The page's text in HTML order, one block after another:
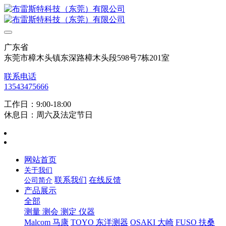
广东省
东莞市樟木头镇东深路樟木头段598号7栋201室
联系电话
13543475666
工作日：9:00-18:00
休息日：周六及法定节日
网站首页
关于我们
公司简介 联系我们 在线反馈
产品展示
全部
测量 测会 测定 仪器
Malcom 马康 TOYO 东洋测器 OSAKI 大崎 FUSO 扶桑